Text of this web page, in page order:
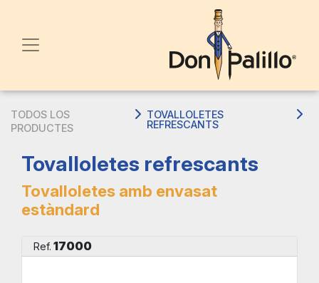
TODOS LOS
PRODUCTES
TOVALLOLETES
REFRESCANTS
Tovalloletes refrescants
Tovalloletes amb envasat
estàndard
Ref. 17000